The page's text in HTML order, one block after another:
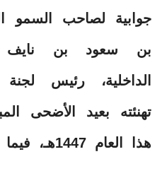
جوابية لصاحب السمو
بن سعود بن نايف
الداخلية، رئيس لجنة
تهنئته بعيد الأضحى
هذا العام 1447هـ، فيما يلي نصها: